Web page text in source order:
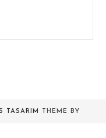
TASARIM THEME BY